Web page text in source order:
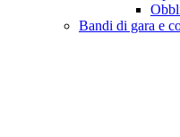
Bandi di gara e